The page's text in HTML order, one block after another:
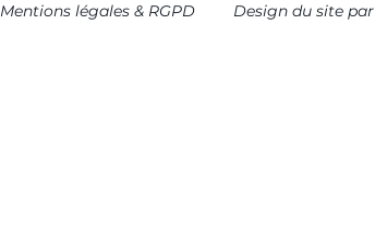
Mentions légales & RGPD Design du site par